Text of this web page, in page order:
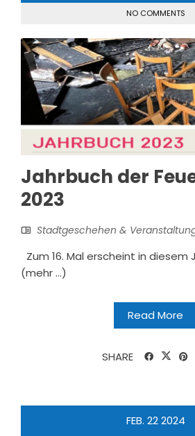
NO COMMENTS
Jahrbuch der
2023
Stadtgeschehen &
Zum 16. Mal erscheint in diesem
(mehr …)
Read More
SHARE
FEB. 22 2024